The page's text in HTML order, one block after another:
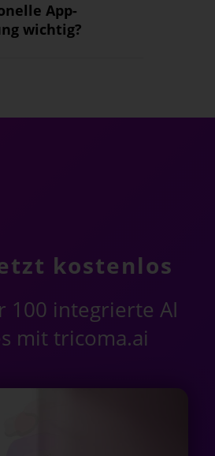
App-
wichtig?
kostenlos
100 integrierte AI
mit tricoma.ai